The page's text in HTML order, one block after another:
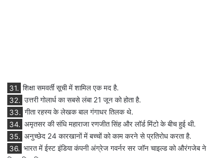
31. शिक्षा समवर्ती सूची में शामिल एक मद है.
32. उत्तरी गोलार्ध का सबसे लंबा 21 जून को होता है.
33. गीता रहस्य के लेखक बाल गंगाधर तिलक थे.
34. अमृतसर की संधि महाराजा रणजीत सिंह और लॉर्ड मिंटो के बीच हुई थी.
35. अनुच्छेद 24 कारखानों में बच्चों को काम करने से प्रतिरोध करता है.
36. भारत में ईस्ट इंडिया कंपनी अंग्रेज गवर्नर सर जॉन चाइल्ड को औरंगजेब ने